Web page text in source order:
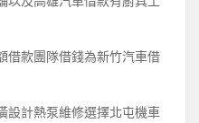
借款團隊借錢為新竹汽車借
設計熱泵維修選擇北屯機車